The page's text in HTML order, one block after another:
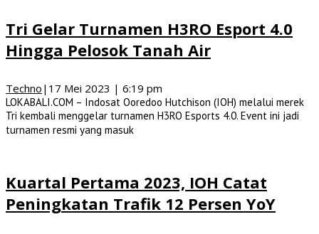
Tri Gelar Turnamen H3RO Esport 4.0
Hingga Pelosok Tanah Air
Techno | 17 Mei 2023 | 6:19 pm
LOKABALI.COM – Indosat Ooredoo Hutchison (IOH) melalui merek
Tri kembali menggelar turnamen H3RO Esports 4.0. Event ini jadi
turnamen resmi yang masuk
Kuartal Pertama 2023, IOH Catat
Peningkatan Trafik 12 Persen YoY